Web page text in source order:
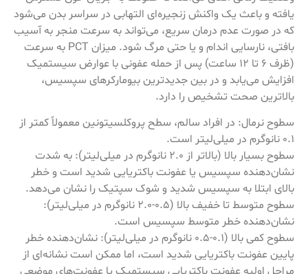
یافته و باعث یک واکنش زنجیره‌ای التهابی در سراسر بدن می‌شود
که در صورت عدم درمان سریع، می‌تواند به سرعت منجر به آسیب
بافتی، نارسایی اندام و یا حتی مرگ شود. میزان PCT به سرعت
(ظرف 6 تا 12 ساعت) پس از حمله عفونی با عوارض سیستمیک
افزایش می‌یابد و در بین جدیدترین بیومارکرهای سپسیس،
بالاترین صحت تشخیص را دارد.
سطوح نرمال: در افراد سالم، سطح پروکلسیتونین معمولاً کمتر از
0.1 نانوگرم در میلی‌لیتر است.
سطوح بسیار بالا (بالاتر از 2.0 نانوگرم در میلی‌لیتر): به شدت
نشان‌دهنده سپسیس یا عفونت باکتریایی شدید است و خطر
بالای ابتلا به سپسیس شدید و شوک سپتیک را نشان می‌دهد.
سطوح متوسط تا خفیف بالا (0.5-2.0 نانوگرم در میلی‌لیتر):
نشان‌دهنده خطر متوسط سپسیس است.
سطوح کمی بالا (0.1-0.5 نانوگرم در میلی‌لیتر): نشان‌دهنده خطر
پایین عفونت باکتریایی شدید است، اما ممکن است نشانه‌ای از